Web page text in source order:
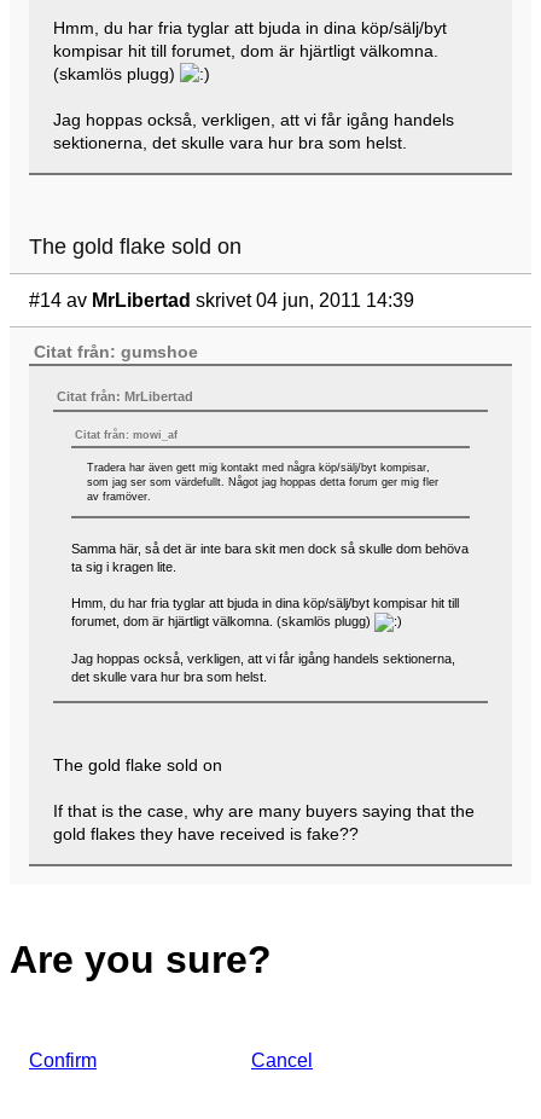
Hmm, du har fria tyglar att bjuda in dina köp/sälj/byt
kompisar hit till forumet, dom är hjärtligt välkomna.
(skamlös plugg)
Jag hoppas också, verkligen, att vi får igång handels
sektionerna, det skulle vara hur bra som helst.
The gold flake sold on
#14 av MrLibertad skrivet 04 jun, 2011 14:39
Citat från: gumshoe
Citat från: MrLibertad
Citat från: mowi_af
Tradera har även gett mig kontakt med några köp/sälj/byt kompisar,
som jag ser som värdefullt. Något jag hoppas detta forum ger mig fler
av framöver.
Samma här, så det är inte bara skit men dock så skulle dom behöva
ta sig i kragen lite.
Hmm, du har fria tyglar att bjuda in dina köp/sälj/byt kompisar hit till
forumet, dom är hjärtligt välkomna. (skamlös plugg)
Jag hoppas också, verkligen, att vi får igång handels sektionerna,
det skulle vara hur bra som helst.
The gold flake sold on
If that is the case, why are many buyers saying that the
gold flakes they have received is fake??
Are you sure?
Confirm Cancel